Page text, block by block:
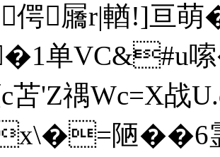
屫r|輶!]亘
单VC&#u嗦
c苫'Z禑Wc=X
陋��6